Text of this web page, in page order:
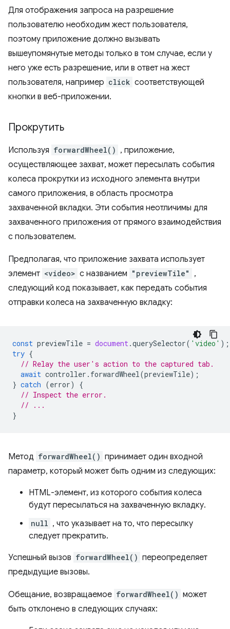
Для отображения запроса на разрешение
пользователю необходим жест пользователя,
поэтому приложение должно вызывать
вышеупомянутые методы только в том случае, если у
него уже есть разрешение, или в ответ на жест
пользователя, например click соответствующей
кнопки в веб-приложении.
Прокрутить
Используя forwardWheel() , приложение,
осуществляющее захват, может пересылать события
колеса прокрутки из исходного элемента внутри
самого приложения, в область просмотра
захваченной вкладки. Эти события неотличимы для
захваченного приложения от прямого взаимодействия
с пользователем.
Предполагая, что приложение захвата использует
элемент <video> с названием "previewTile"
,
следующий код показывает, как передать события
отправки колеса на захваченную вкладку:
const previewTile = document.querySelector( 'video' );
try {
// Relay the user's action to the captured tab.
await controller . forwardWheel(previewTile);
} catch (error)
{
// Inspect the error.
// ...
}
Метод forwardWheel() принимает один входной
параметр, который может быть одним из следующих:
HTML-элемент, из которого события колеса
будут пересылаться на захваченную вкладку.
null , что указывает на то, что пересылку
следует прекратить.
Успешный вызов forwardWheel() переопределяет
предыдущие вызовы.
Обещание, возвращаемое forwardWheel() может
быть отклонено в следующих случаях: